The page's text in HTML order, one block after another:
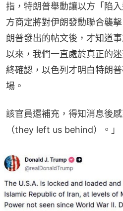
指，特朗普舉動讓以方「陷
方商定將對伊朗發動聯合襲
朗普發出的帖文後，才知道
以來，我們一直處於真正的
終確認，以色列才明白特朗
場。
該官員還補充，得知消息後
（they left us behind）。」